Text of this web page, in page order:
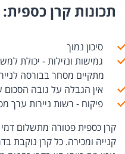
תכונות קרן כספית:
סיכון נמוך
גמישות ונזילות - יכולת
מתקיים מסחר בבורסה
אין הגבלה על גובה
פיקוח - רשות ניירות ערך
קרן כספית פטורה מתשלום דמי
קנייה ומכירה. כל קרן נוקבת